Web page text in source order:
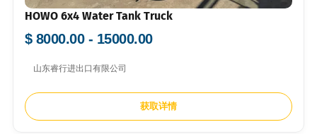
HOWO 6x4 Water Tank Truck
$ 8000.00 - 15000.00
山东睿行进出口有限公司
获取详情